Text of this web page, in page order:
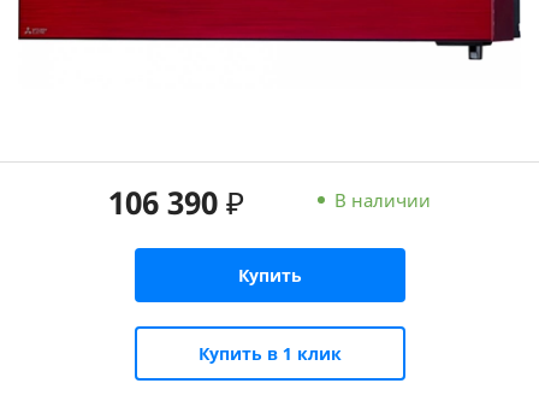
106 390 ₽ В наличии
Купить
Купить в 1 клик